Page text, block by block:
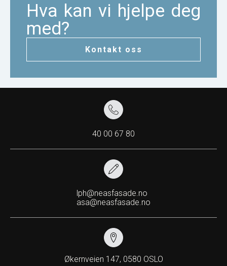
Hva kan vi hjelpe deg
med?
Kontakt oss
40 00 67 80
lph@neasfasade.no
asa@neasfasade.no
Økernveien 147, 0580 OSLO